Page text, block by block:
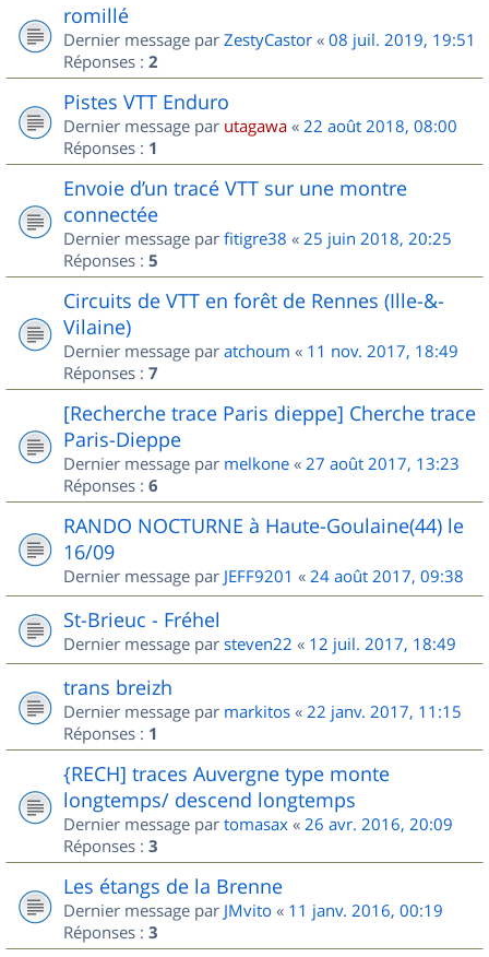
romillé
Dernier message par ZestyCastor « 08 juil. 2019, 19:51
Réponses : 2
Pistes VTT Enduro
Dernier message par utagawa « 22 août 2018, 08:00
Réponses : 1
Envoie d’un tracé VTT sur une montre
connectée
Dernier message par fitigre38 « 25 juin 2018, 20:25
Réponses : 5
Circuits de VTT en forêt de Rennes (Ille-&-
Vilaine)
Dernier message par atchoum « 11 nov. 2017, 18:49
Réponses : 7
[Recherche trace Paris dieppe] Cherche trace
Paris-Dieppe
Dernier message par melkone « 27 août 2017, 13:23
Réponses : 6
RANDO NOCTURNE à Haute-Goulaine(44) le
16/09
Dernier message par JEFF9201 « 24 août 2017, 09:38
St-Brieuc - Fréhel
Dernier message par steven22 « 12 juil. 2017, 18:49
trans breizh
Dernier message par markitos « 22 janv. 2017, 11:15
Réponses : 1
{RECH] traces Auvergne type monte
longtemps/ descend longtemps
Dernier message par tomasax « 26 avr. 2016, 20:09
Réponses : 3
Les étangs de la Brenne
Dernier message par JMvito « 11 janv. 2016, 00:19
Réponses : 3